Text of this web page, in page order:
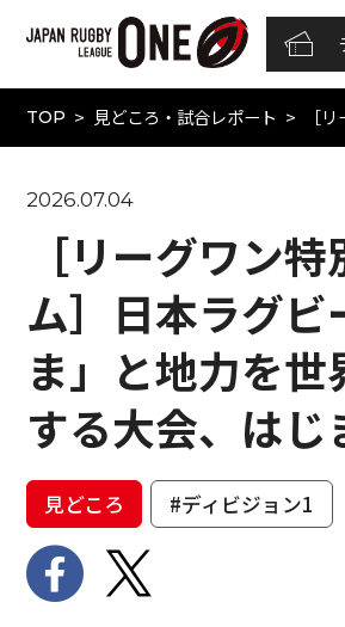
TOP 見どころ・試合レポート ［
2026.07.04
［リーグワン
ム］日本ラグビ
ま」と地力を世
する大会、はじ
見どころ #ディビジョン1